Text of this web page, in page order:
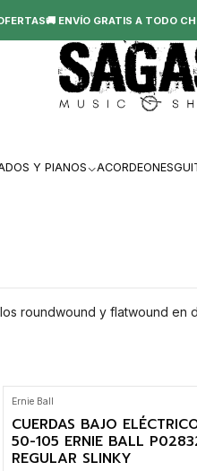
Y PIANOS ACORDEONES
ENVÍO GRATIS A TODO
roundwound y flatwound
Ernie Ball
CUERDAS BAJO
50-105 ERNIE BALL
REGULAR SLINKY